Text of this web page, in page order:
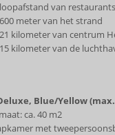
van restaurants
meter van het strand
kilometer van centrum
kilometer van de
Blue/Yellow
ca. 40 m2
met